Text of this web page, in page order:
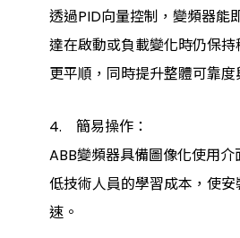
透過PID向量控制，變頻器能
達在啟動或負載變化時仍保
更平順，同時提升整體可靠度
4. 簡易操作：
ABB變頻器具備圖像化使用
低技術人員的學習成本，使
速。